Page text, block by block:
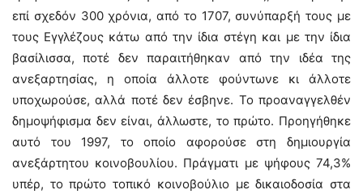
επί σχεδόν 300 χρόνια, από το 1707, συνύπαρξή τους με
τους Εγγλέζους κάτω από την ίδια στέγη και με την ίδια
βασίλισσα, ποτέ δεν παραιτήθηκαν από την ιδέα της
ανεξαρτησίας, η οποία άλλοτε φούντωνε κι άλλοτε
υποχωρούσε, αλλά ποτέ δεν έσβηνε. Το προαναγγελθέν
δημοψήφισμα δεν είναι, άλλωστε, το πρώτο. Προηγήθηκε
αυτό του 1997, το οποίο αφορούσε στη δημιουργία
ανεξάρτητου κοινοβουλίου. Πράγματι με ψήφους 74,3%
υπέρ, το πρώτο τοπικό κοινοβούλιο με δικαιοδοσία στα